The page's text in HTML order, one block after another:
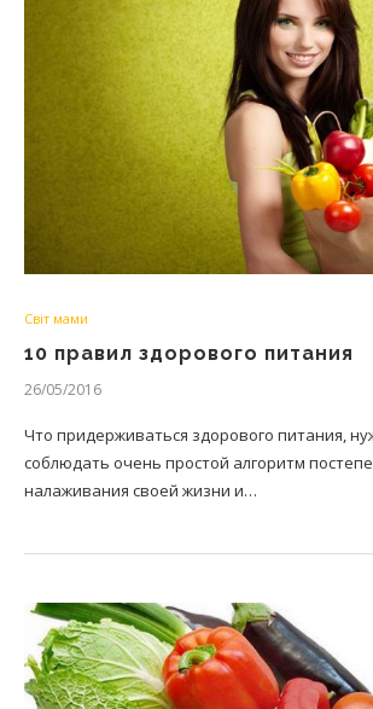
Світ мами
10 правил здорового питания
26/05/2016
Что придерживаться здорового питания,
соблюдать очень простой алгоритм
налаживания своей жизни и…